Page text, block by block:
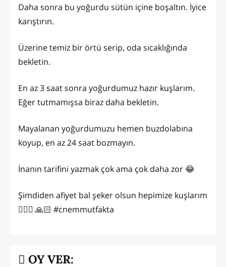
Daha sonra bu yoğurdu sütün içine boşaltın. İyice
karıştırın.
Üzerine temiz bir örtü serip, oda sıcaklığında
bekletin.
En az 3 saat sonra yoğurdumuz hazır kuşlarım.
Eğer tutmamışsa biraz daha bekletin.
Mayalanan yoğurdumuzu hemen buzdolabına
koyup, en az 24 saat bozmayın.
İnanın tarifini yazmak çok ama çok daha zor 😂
Şimdiden afiyet bal şeker olsun hepimize kuşlarım
👌🏻🍀 🙏🏻 #cnemmutfakta
OY VER: